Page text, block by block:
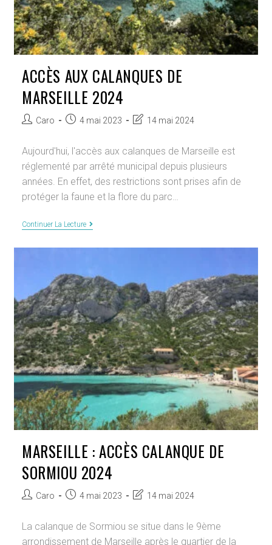
ACCÈS AUX CALANQUES DE
MARSEILLE 2024
Auteur/autrice
publication :
Caro
Publication
4 mai 2023
Dernière
la
publication :
14 mai 2024
Aujourd'hui, l'accès aux calanques de Marseille est
réglementé par arrêté municipal depuis plusieurs
années. En effet, des restrictions sont prises afin de
protéger la faune et la flore du parc…
Continuer La LectureAccès
2024
MARSEILLE : ACCÈS CALANQUE DE
SORMIOU 2024
Auteur/autrice
la
publication :
Caro
Publication
4 mai 2023
Dernière
la
14 mai 2024
La calanque de Sormiou se situe dans le 9ème
arrondissement de Marseille après le quartier de la